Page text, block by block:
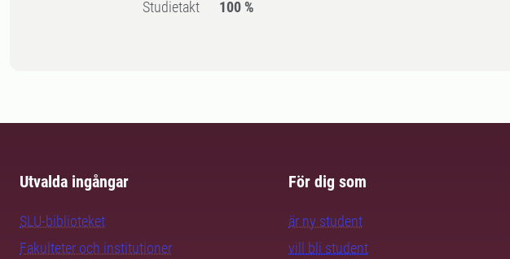
Studietakt 100 %
Utvalda ingångar
SLU-biblioteket
Fakulteter och institutioner
För dig som
är ny student
vill bli student